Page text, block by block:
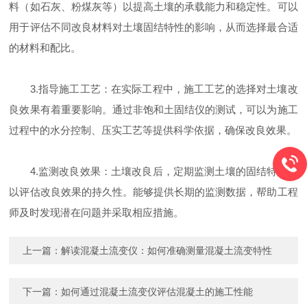
料（如石灰、粉煤灰等）以提高土壤的承载能力和稳定性。可以
用于评估不同改良材料对土壤固结特性的影响，从而选择最合适
的材料和配比。
3.指导施工工艺：在实际工程中，施工工艺的选择对土壤改
良效果有着重要影响。通过非饱和土固结仪的测试，可以为施工
过程中的水分控制、压实工艺等提供科学依据，确保改良效果。
4.监测改良效果：土壤改良后，定期监测土壤的固结特性可
以评估改良效果的持久性。能够提供长期的监测数据，帮助工程
师及时发现潜在问题并采取相应措施。
上一篇：解读混凝土流变仪：如何准确测量混凝土流变特性
下一篇：如何通过混凝土流变仪评估混凝土的施工性能